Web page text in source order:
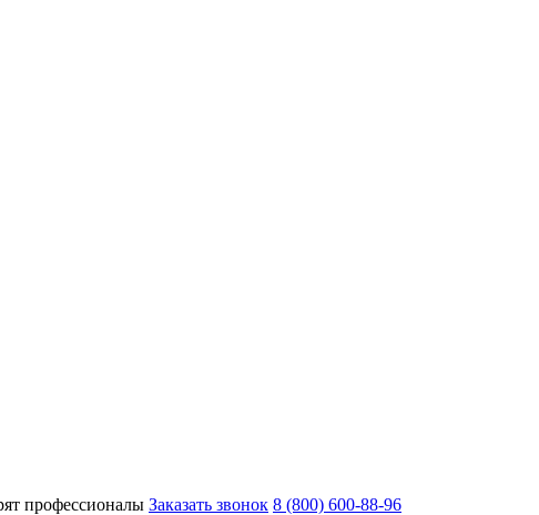
профессионалы Заказать звонок 8 (800) 600-88-96